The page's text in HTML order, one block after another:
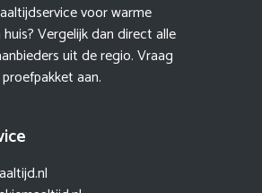
voor warme
Vergelijk dan direct alle
uit de regio. Vraag
aan.